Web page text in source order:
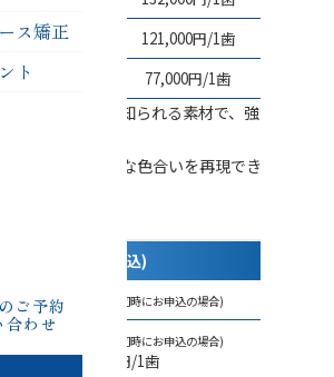
ス矯正
ト
ご予約
合わせ
ー(日本製)
121,000円/1歯
ー(海外製)
77,000円/1歯
ヤモンドとして知られる素材で、強
す。
い透明感と自然な色合いを再現でき
料金(税込)
495,000円/6歯 (6歯同時にお申込の場合)
(6歯同時にお申込の場合)
110,000円/1歯